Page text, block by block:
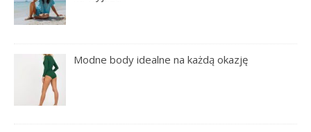
Modne body idealne na każdą okazję